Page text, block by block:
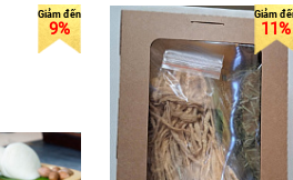
9% 11%